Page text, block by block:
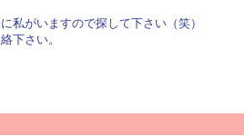
私がいますので探して下さい（笑）
下さい。